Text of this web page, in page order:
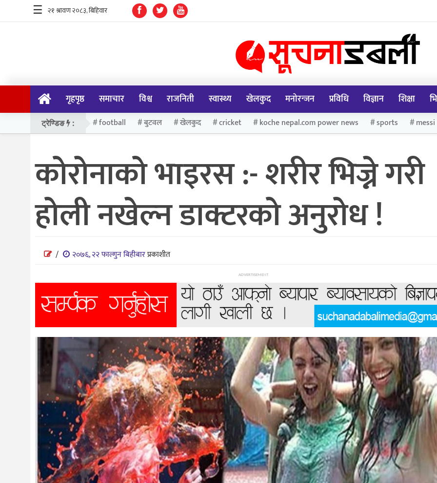
समाचार
राजनिती
खेलकुद
मनोरन्जन
प्रविधि
विज्ञान
अन्तर्वाता
☰
गृहपृष्ठ समाचार विश्व राजनिती स्वास्थ्य खेलकुद मनोरन्जन प्रविधि विज्ञान शिक्षा
ट्रेण्डिङ : football बुटवल खेलकुद cricket koche nepal.com power news sports messi
कोरोनाको भाइरस :- शरीर भिज्ने गरी
होली नखेल्न डाक्टरको अनुरोध !
/ २०७६, २२ फाल्गुन बिहीबारप्रकाशीत
ADVERTISEMENT